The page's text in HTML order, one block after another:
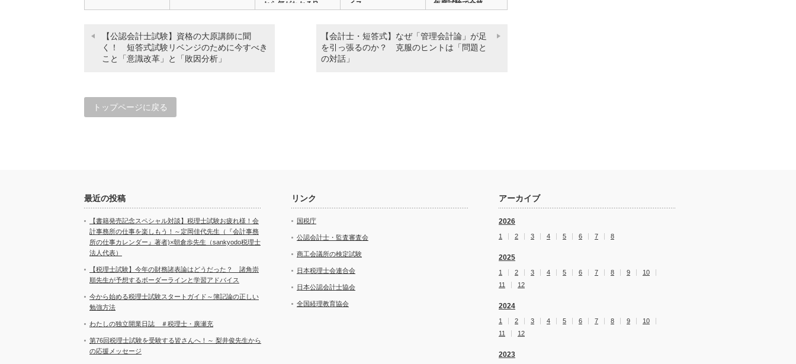
から何がわかる⁉…
イス
年度試験で合格
【公認会計士試験】資格の大原講師に聞
く！ 短答式試験リベンジのために今すべき
こと「意識改革」と「敗因分析」
【会計士・短答式】なぜ「管理会計論」が足
を引っ張るのか？ 克服のヒントは「問題と
の対話」
トップページに戻る
最近の投稿
【書籍発売記念スペシャル対談】税理士試験お疲れ様！会
計事務所の仕事を楽しもう！～定岡佳代先生（『会計事務
所の仕事カレンダー』著者)×朝倉歩先生（sankyodo税理士
法人代表）
【税理士試験】今年の財務諸表論はどうだった？ 諸角崇
順先生が予想するボーダーラインと学習アドバイス
今から始める税理士試験スタートガイド～簿記論の正しい
勉強方法
わたしの独立開業日誌 ＃税理士・廣瀬充
第76回税理士試験を受験する皆さんへ！～ 梨井俊先生から
の応援メッセージ
リンク
国税庁
公認会計士・監査審査会
商工会議所の検定試験
日本税理士会連合会
日本公認会計士協会
全国経理教育協会
アーカイブ
2026
1 2 3 4 5 6 7 8
2025
1 2 3 4 5 6 7 8 9
10
11
12
2024
1 2 3 4 5 6 7 8 9
10
11
12
2023